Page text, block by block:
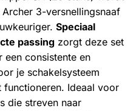
3-versnellingsnaaf
Speciaal
passing zorgt deze set
consistente en
je schakelsysteem
Ideaal voor
die streven naar